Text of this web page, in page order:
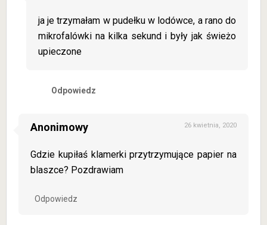
ja je trzymałam w pudełku w lodówce, a rano do
mikrofalówki na kilka sekund i były jak świeżo
upieczone
Odpowiedz
Anonimowy 26 kwietnia, 2020
Gdzie kupiłaś klamerki przytrzymujące papier na
blaszce? Pozdrawiam
Odpowiedz